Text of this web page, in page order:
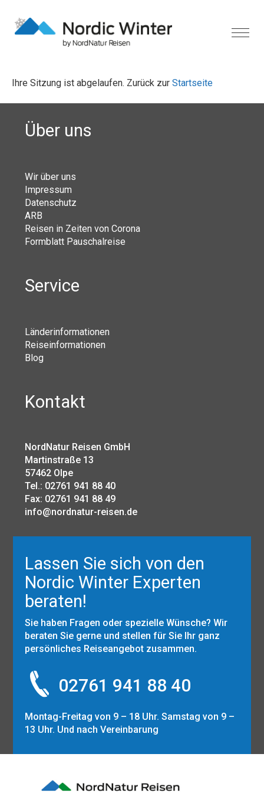
Ihre Sitzung ist abgelaufen. Zurück zur Startseite
Über uns
Wir über uns
Impressum
Datenschutz
ARB
Reisen in Zeiten von Corona
Formblatt Pauschalreise
Service
Länderinformationen
Reiseinformationen
Blog
Kontakt
NordNatur Reisen GmbH
Martinstraße 13
57462 Olpe
Tel.: 02761 941 88 40
Fax: 02761 941 88 49
info@nordnatur-reisen.de
Lassen Sie sich von den
Nordic Winter Experten
beraten!
Sie haben Fragen oder spezielle Wünsche? Wir
beraten Sie gerne und stellen für Sie Ihr ganz
persönliches Reiseangebot zusammen.
02761 941 88 40
Montag-Freitag von 9 – 18 Uhr. Samstag von 9 –
13 Uhr. Und nach Vereinbarung